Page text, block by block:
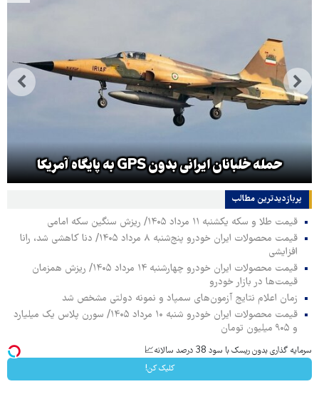
حمله خلبانان ایرانی بدون GPS به پایگاه آمریکا
پربازدیدترین‌ مطالب
قیمت طلا و سکه یکشنبه ۱۱ مرداد ۱۴۰۵/ ریزش سنگین سکه امامی
قیمت محصولات ایران خودرو پنج‌شنبه ۸ مرداد ۱۴۰۵/ دنا کاهشی شد، رانا
افزایشی
قیمت محصولات ایران خودرو چهارشنبه ۱۴ مرداد ۱۴۰۵/ ریزش همزمان
قیمت‌ها در بازار خودرو
زمان اعلام نتایج آزمون‌های سمپاد و نمونه دولتی مشخص شد
قیمت محصولات ایران خودرو شنبه ۱۰ مرداد ۱۴۰۵/ سورن پلاس یک میلیارد
و ۹۰۵ میلیون تومان
Image failed to load
سرمایه گذاری بدون ریسک با سود 38 درصد سالانه📈
کلیک کن!